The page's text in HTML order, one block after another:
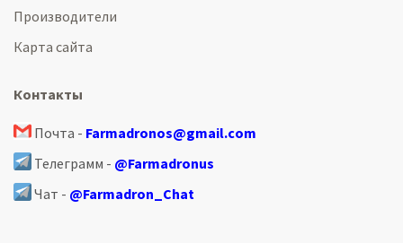
Производители
Карта сайта
Контакты
Почта - Farmadronos@gmail.com
Телеграмм - @Farmadronus
Чат - @Farmadron_Chat